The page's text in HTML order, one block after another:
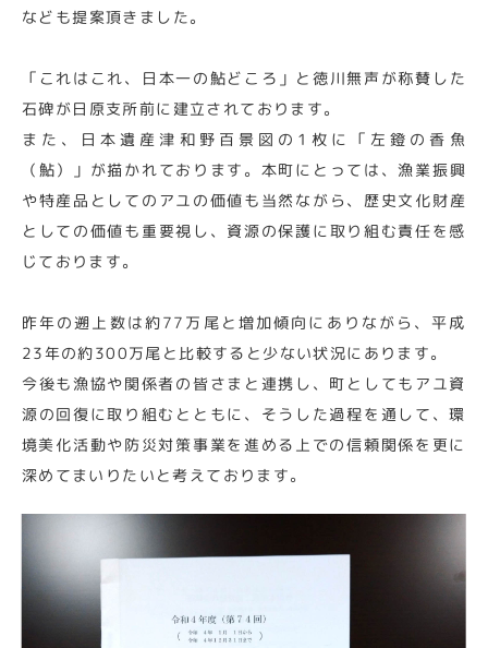
なども提案頂きました。
「これはこれ、日本一の鮎どころ」と徳川無声が称賛した
石碑が日原支所前に建立されております。
また、日本遺産津和野百景図の1枚に「左鐙の香魚
（鮎）」が描かれております。本町にとっては、漁業振興
や特産品としてのアユの価値も当然ながら、歴史文化財産
としての価値も重要視し、資源の保護に取り組む責任を感
じております。
昨年の遡上数は約77万尾と増加傾向にありながら、平成
23年の約300万尾と比較すると少ない状況にあります。
今後も漁協や関係者の皆さまと連携し、町としてもアユ資
源の回復に取り組むとともに、そうした過程を通して、環
境美化活動や防災対策事業を進める上での信頼関係を更に
深めてまいりたいと考えております。